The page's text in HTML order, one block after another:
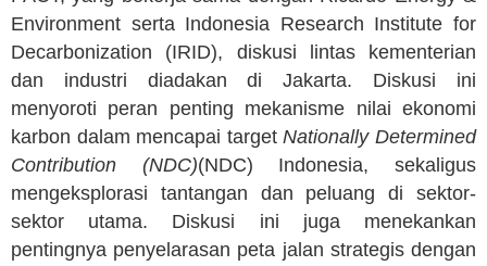
Environment serta Indonesia Research Institute for
Decarbonization (IRID), diskusi lintas kementerian
dan industri diadakan di Jakarta. Diskusi ini
menyoroti peran penting mekanisme nilai ekonomi
karbon dalam mencapai targetNationally Determined
Contribution (NDC)(NDC) Indonesia, sekaligus
mengeksplorasi tantangan dan peluang di sektor-
sektor utama. Diskusi ini juga menekankan
pentingnya penyelarasan peta jalan strategis dengan